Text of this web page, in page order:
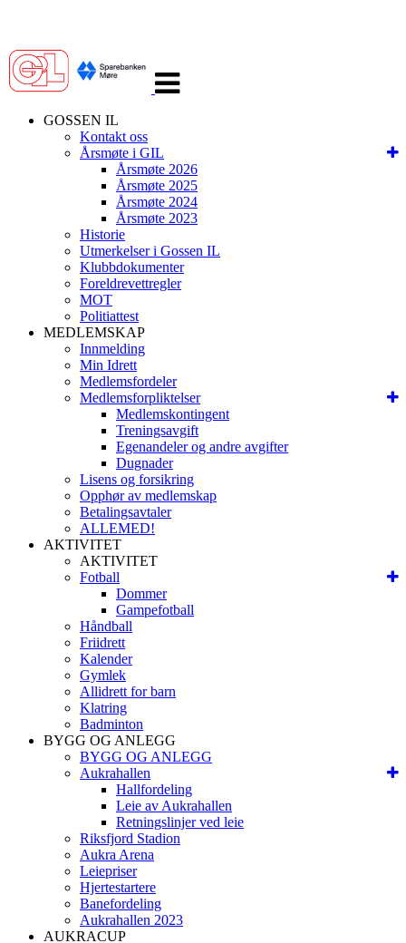
navigasjon
GOSSEN IL
Kontakt oss
Årsmøte i GIL
Årsmøte 2026
Årsmøte 2025
Årsmøte 2024
Årsmøte 2023
Historie
Utmerkelser i Gossen IL
Klubbdokumenter
Foreldrevettregler
MOT
Politiattest
MEDLEMSKAP
Innmelding
Min Idrett
Medlemsfordeler
Medlemsforpliktelser
Medlemskontingent
Treningsavgift
Egenandeler og andre avgifter
Dugnader
Lisens og forsikring
Opphør av medlemskap
Betalingsavtaler
ALLEMED!
AKTIVITET
AKTIVITET
Fotball
Dommer
Gampefotball
Håndball
Friidrett
Kalender
Gymlek
Allidrett for barn
Klatring
Badminton
BYGG OG ANLEGG
BYGG OG ANLEGG
Aukrahallen
Hallfordeling
Leie av Aukrahallen
Retningslinjer ved leie
Riksfjord Stadion
Aukra Arena
Leiepriser
Hjertestartere
Banefordeling
Aukrahallen 2023
AUKRACUP